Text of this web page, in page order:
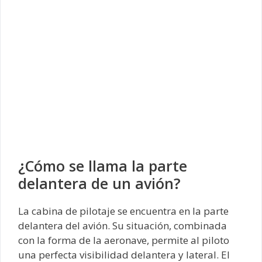
¿Cómo se llama la parte
delantera de un avión?
La cabina de pilotaje se encuentra en la parte
delantera del avión. Su situación, combinada
con la forma de la aeronave, permite al piloto
una perfecta visibilidad delantera y lateral. El